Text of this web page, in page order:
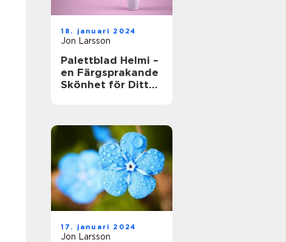
18. januari 2024
Jon Larsson
Palettblad Helmi –
en Färgsprakande
Skönhet för Ditt
17. januari 2024
Jon Larsson